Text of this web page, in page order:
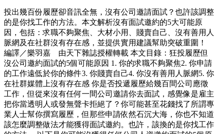
投出幾百份履歷卻音訊全無，沒有公司邀請面試？也許該調整
的是你找工作的方法。本文解析沒有面試邀約的5大可能原
因，包括：求職不夠聚焦、大材小用、賤賣自己、沒有善用人
脈網及在社群沒有存在感，並提供實用建議幫助突破重圍！
編譯／樂羽嘉 由天下雜誌授權轉載 本文目錄：狂投履歷但
沒公司邀約面試的5個可能原因 1. 你的求職不夠聚焦2. 你申請
的工作遠低於你的條件3. 你賤賣自己4. 你沒有善用人脈網5. 你
在社群媒體上沒有存在感 你是否投遞履歷給幾百間公司應徵
工作，但從來沒有任何一間公司邀請你去面試，感覺像是雇主
把你當透明人或發無聲卡拒絕了？你可能甚至花錢找了所謂專
業人士幫你撰寫履歷，但那些申請依然石沉大海，你也不知道
該怎麼調整做法才能獲得面試邀約。也許，該換的是你找工作